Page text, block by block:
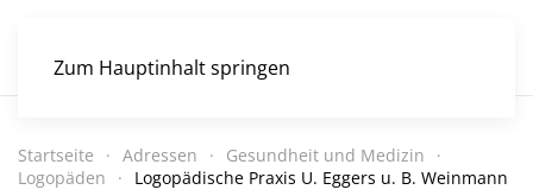
Zum Hauptinhalt springen
Startseite Adressen
Gesundheit und Medizin
Logopäden
Logopädische Praxis U. Eggers u. B. Weinmann